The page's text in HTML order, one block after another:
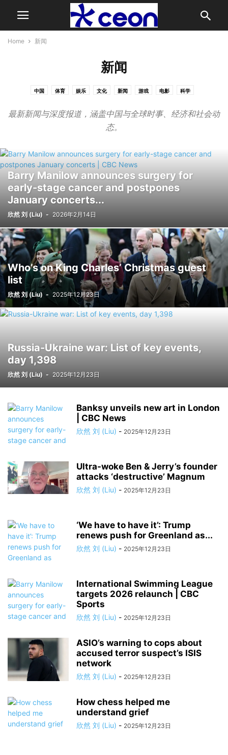
Home 新闻
新闻
中国 体育 娱乐 文化 新闻 游戏 电影 科学
最新新闻与深度报道，涵盖中国与全球时事、经济和社会动
态。
Barry Manilow announces surgery for
early-stage cancer and postpones
January concerts...
欣然 刘 (Liu) - 2026年2月14日
Who’s on King Charles’ Christmas guest
list
欣然 刘 (Liu) - 2025年12月23日
Russia-Ukraine war: List of key events,
day 1,398
欣然 刘 (Liu) - 2025年12月23日
Banksy unveils new art in London
| CBC News
欣然 刘 (Liu) - 2025年12月23日
Ultra-woke Ben & Jerry’s founder
attacks ‘destructive’ Magnum
欣然 刘 (Liu) - 2025年12月23日
‘We have to have it’: Trump
renews push for Greenland as...
欣然 刘 (Liu) - 2025年12月23日
International Swimming League
targets 2026 relaunch | CBC
Sports
欣然 刘 (Liu) - 2025年12月23日
ASIO’s warning to cops about
accused terror suspect’s ISIS
network
欣然 刘 (Liu) - 2025年12月23日
How chess helped me
understand grief
欣然 刘 (Liu) - 2025年12月23日